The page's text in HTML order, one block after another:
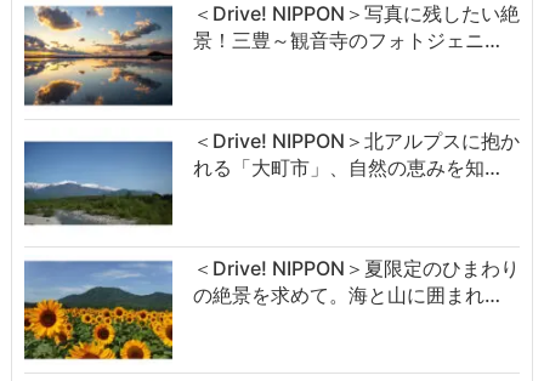
＜Drive! NIPPON＞写真に残したい絶
景！三豊～観音寺のフォトジェニ…
＜Drive! NIPPON＞北アルプスに抱か
れる「大町市」、自然の恵みを知…
＜Drive! NIPPON＞夏限定のひまわり
の絶景を求めて。海と山に囲まれ…